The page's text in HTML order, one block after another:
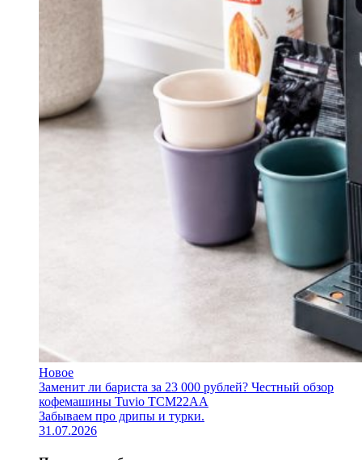
Новое
Заменит ли бариста за 23 000 рублей? Честный обзор
кофемашины Tuvio TCM22AA
Забываем про дрипы и турки.
31.07.2026